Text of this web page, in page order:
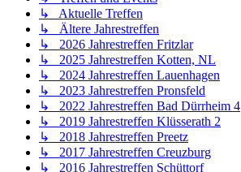
↳ Aktuelle Treffen
↳ Ältere Jahrestreffen
↳ 2026 Jahrestreffen Fritzlar
↳ 2025 Jahrestreffen Kotten, NL
↳ 2024 Jahrestreffen Lauenhagen
↳ 2023 Jahrestreffen Pronsfeld
↳ 2022 Jahrestreffen Bad Dürrheim 4
↳ 2019 Jahrestreffen Klüsserath 2
↳ 2018 Jahrestreffen Preetz
↳ 2017 Jahrestreffen Creuzburg
↳ 2016 Jahrestreffen Schüttorf